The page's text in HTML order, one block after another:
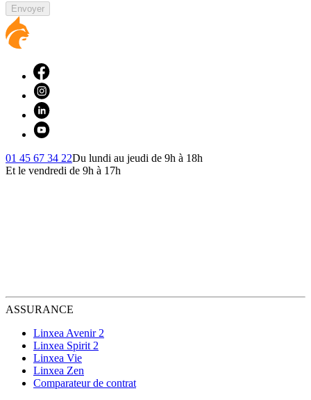
Envoyer
01 45 67 34 22Du lundi au jeudi de 9h à 18h
Et le vendredi de 9h à 17h
ASSURANCE
Linxea Avenir 2
Linxea Spirit 2
Linxea Vie
Linxea Zen
Comparateur de contrat